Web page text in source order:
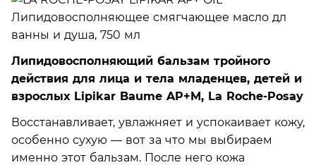
Липидовосполняющий бальзам тройного
действия для лица и тела младенцев, детей и
взрослых Lipikar Baume AP+M, La Roche-Posay
Восстанавливает, увлажняет и успокаивает кожу,
особенно сухую — вот за что мы выбираем
именно этот бальзам. После него кожа